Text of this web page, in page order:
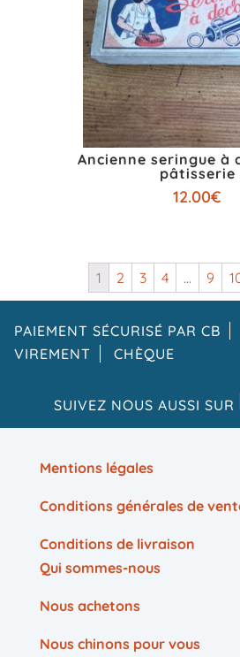
Ancienne seringue à
pâtisserie
12.00€
1 2 3 4 … 9
PAIEMENT SÉCURISÉ PAR CB
VIREMENT
CHÈQUE
SUIVEZ NOUS AUSSI SUR
Mentions légales
Conditions générales de
Conditions de livraison
Qui sommes-nous
Nous achetons
Nous chinons pour vous